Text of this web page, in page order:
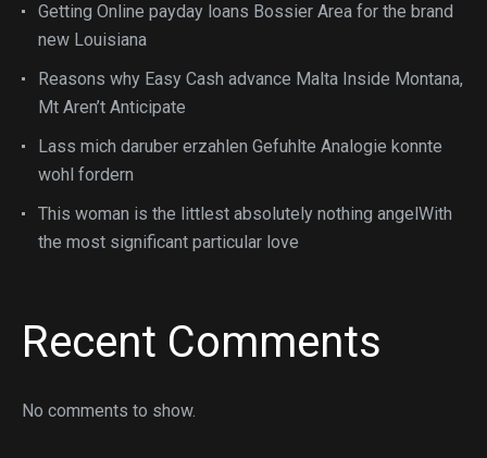
Getting Online payday loans Bossier Area for the brand
new Louisiana
Reasons why Easy Cash advance Malta Inside Montana,
Mt Aren’t Anticipate
Lass mich daruber erzahlen Gefuhlte Analogie konnte
wohl fordern
This woman is the littlest absolutely nothing angelWith
the most significant particular love
Recent Comments
No comments to show.